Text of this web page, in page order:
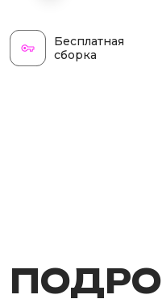
Бесплатная
сборка